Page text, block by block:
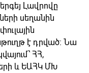
Լավրովը
սեղանին
է դրված։ Նա
ՀՀ,
և ԵԱՀԿ ՄԽ